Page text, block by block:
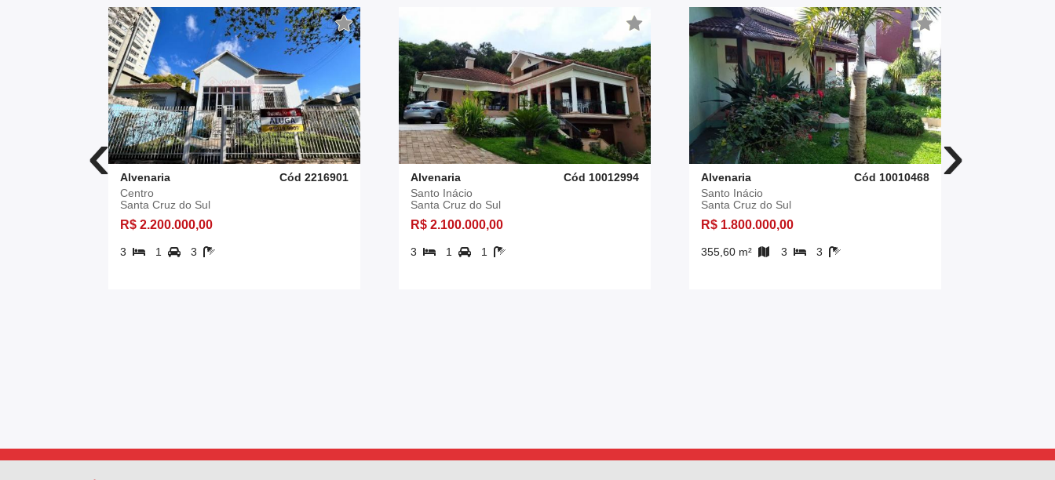
‹ Alvenaria
Cód 2216901
Centro
Santa Cruz do Sul
R$ 2.200.000,00
3 1 3
Alvenaria
Cód 10012994
Santo Inácio
Santa Cruz do Sul
R$ 2.100.000,00
3 1 1
Alvenaria
Cód 10010468
Santo Inácio
Santa Cruz do Sul
R$ 1.800.000,00
355,60 m² 3 3
›